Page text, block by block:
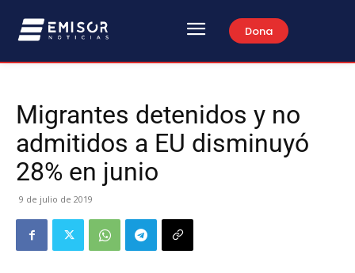
Dona
Migrantes detenidos y no
admitidos a EU disminuyó
28% en junio
9 de julio de 2019